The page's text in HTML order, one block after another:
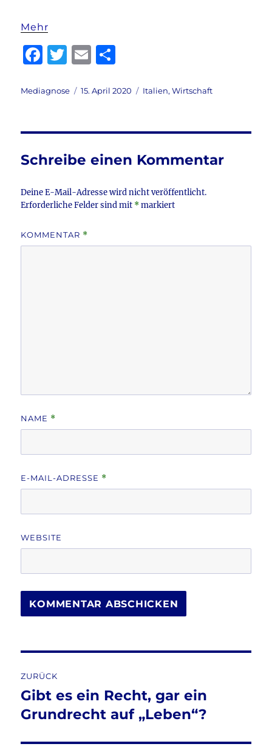
Mehr
F
c
b
o
o
k
T
it
r
E
ai le
Autor
Mediagnose
Veröffentlicht
15. April 2020 Kategorien
Italien,Wirtschaft
Schreibe einen Kommentar
Deine E-Mail-Adresse wird nicht veröffentlicht.
Erforderliche Felder sind mit *markiert
KOMMENTAR *
NAME *
E-MAIL-ADRESSE *
WEBSITE
ZURÜCK
Vorheriger
Beitrag:
Gibt es ein Recht, gar ein
Grundrecht auf „Leben“?